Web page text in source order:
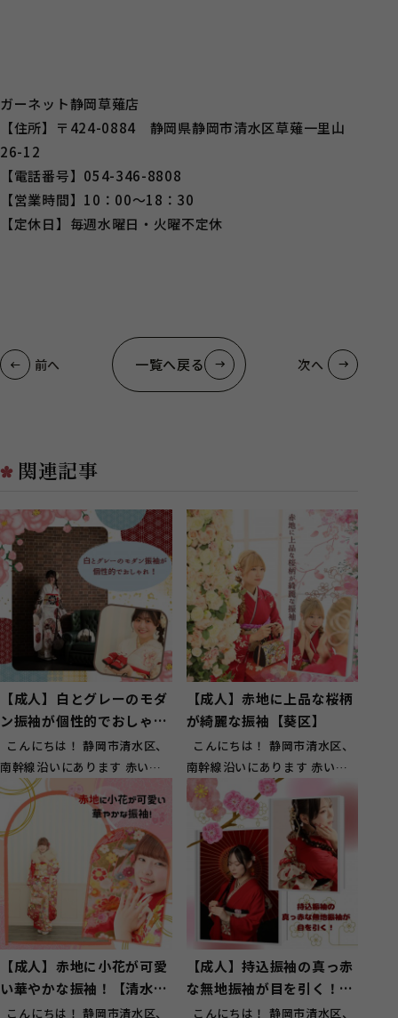
ガーネット静岡草薙店
【住所】〒424-0884 静岡県静岡市清水区草薙一里山
26-12
【電話番号】054-346-8808
【営業時間】10：00～18：30
【定休日】毎週水曜日・火曜不定休
前へ 一覧へ戻る 次へ
関連記事
【成人】白とグレーのモダ
ン振袖が個性的でおしゃ
れ！【清水区】
こんにちは！ 静岡市清水区、
南幹線沿いにあります 赤い看
板が目印のスタジオガーネット
草...
【成人】赤地に上品な桜柄
が綺麗な振袖【葵区】
こんにちは！ 静岡市清水区、
南幹線沿いにあります 赤い看
板が目印のスタジオガーネット
草...
【成人】赤地に小花が可愛
い華やかな振袖！【清水区
興津】
こんにちは！ 静岡市清水区、
【成人】持込振袖の真っ赤
な無地振袖が目を引く！
【清水区辻】
こんにちは！ 静岡市清水区、